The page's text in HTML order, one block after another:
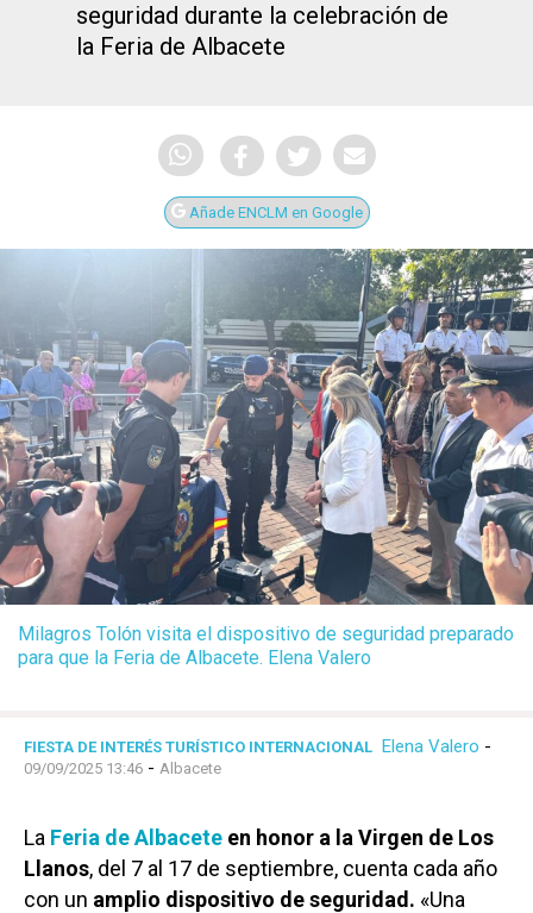
seguridad durante la celebración de
la Feria de Albacete
Añade ENCLM en Google
Milagros Tolón visita el dispositivo de seguridad preparado
para que la Feria de Albacete. Elena Valero
FIESTA DE INTERÉS TURÍSTICO INTERNACIONAL Elena Valero -
09/09/2025 13:46 - Albacete
La Feria de Albacete en honor a la Virgen de Los
Llanos, del 7 al 17 de septiembre, cuenta cada año
con un amplio dispositivo de seguridad. «Una